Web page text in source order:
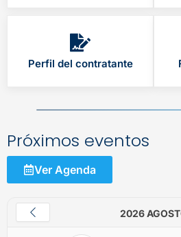
Perfil del contratante
Próximos eventos
Ver Agenda
2026